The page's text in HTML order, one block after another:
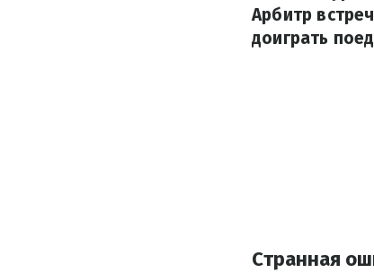
Арбитр
доиграть
Странная